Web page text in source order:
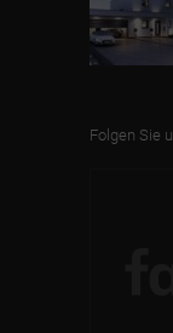
Folgen Sie